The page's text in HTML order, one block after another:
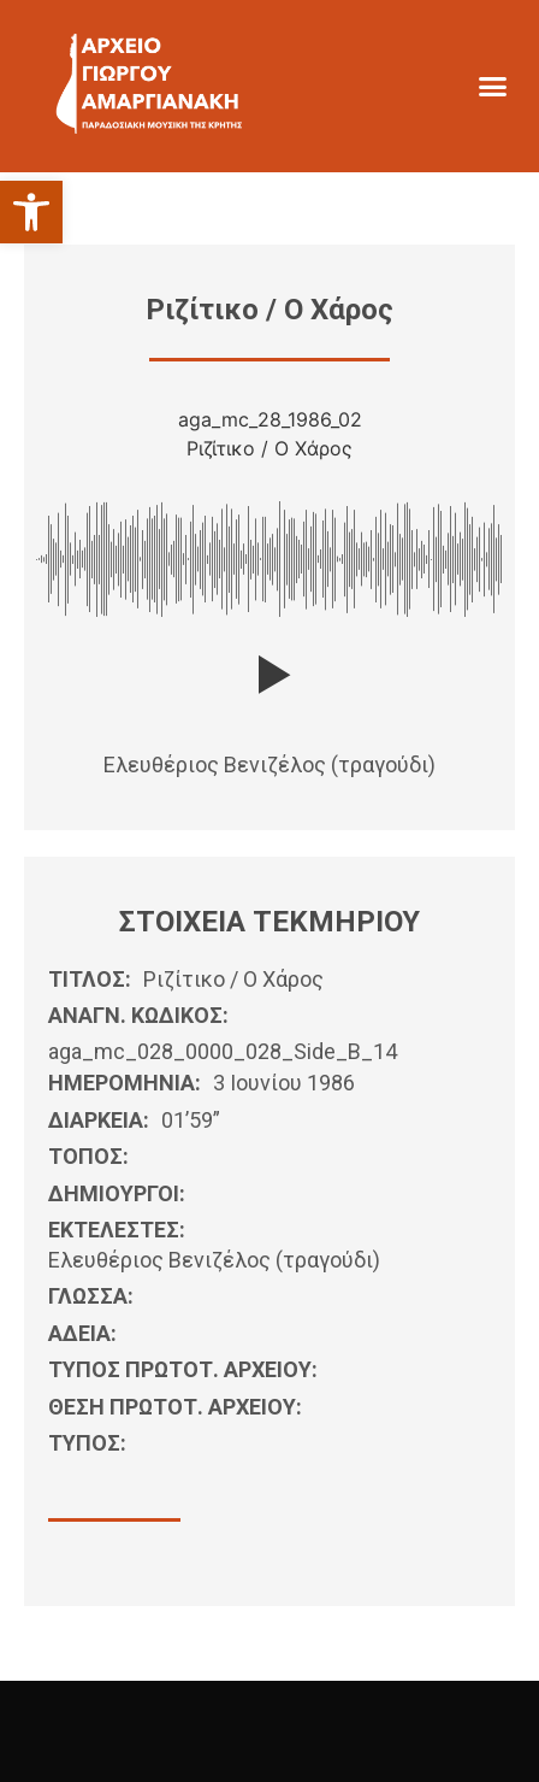
Ανοίξτε τη γραμμή εργαλείων
Ριζίτικο / Ο Χάρος
aga_mc_28_1986_02
Ριζίτικο / Ο Χάρος
Ελευθέριος Βενιζέλος (τραγούδι)
ΣΤΟΙΧΕΙΑ ΤΕΚΜΗΡΙΟΥ
ΤΙΤΛΟΣ: Ριζίτικο / Ο Χάρος
ΑΝΑΓΝ. ΚΩΔΙΚΟΣ:
aga_mc_028_0000_028_Side_Β_14
ΗΜΕΡΟΜΗΝΊΑ: 3 Ιουνίου 1986
ΔΙΑΡΚΕΙΑ: 01’59”
ΤΟΠΟΣ:
ΔΗΜΙΟΥΡΓΟΙ:
ΕΚΤΕΛΕΣΤΕΣ:
Ελευθέριος Βενιζέλος (τραγούδι)
ΓΛΩΣΣΑ:
ΑΔΕΙΑ:
ΤΥΠΟΣ ΠΡΩΤΟΤ. ΑΡΧΕΙΟΥ:
ΘΕΣΗ ΠΡΩΤΟΤ. ΑΡΧΕΙΟΥ:
ΤΥΠΟΣ: